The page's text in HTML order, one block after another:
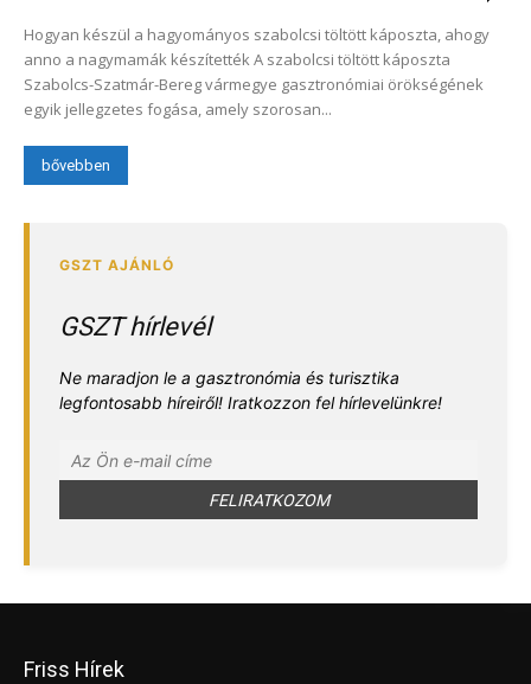
Hogyan készül a hagyományos szabolcsi töltött káposzta, ahogy
anno a nagymamák készítették A szabolcsi töltött káposzta
Szabolcs-Szatmár-Bereg vármegye gasztronómiai örökségének
egyik jellegzetes fogása, amely szorosan...
bővebben
GSZT hírlevél
Ne maradjon le a gasztronómia és turisztika
legfontosabb híreiről! Iratkozzon fel hírlevelünkre!
Friss Hírek